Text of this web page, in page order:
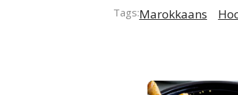
Tags:Marokkaans